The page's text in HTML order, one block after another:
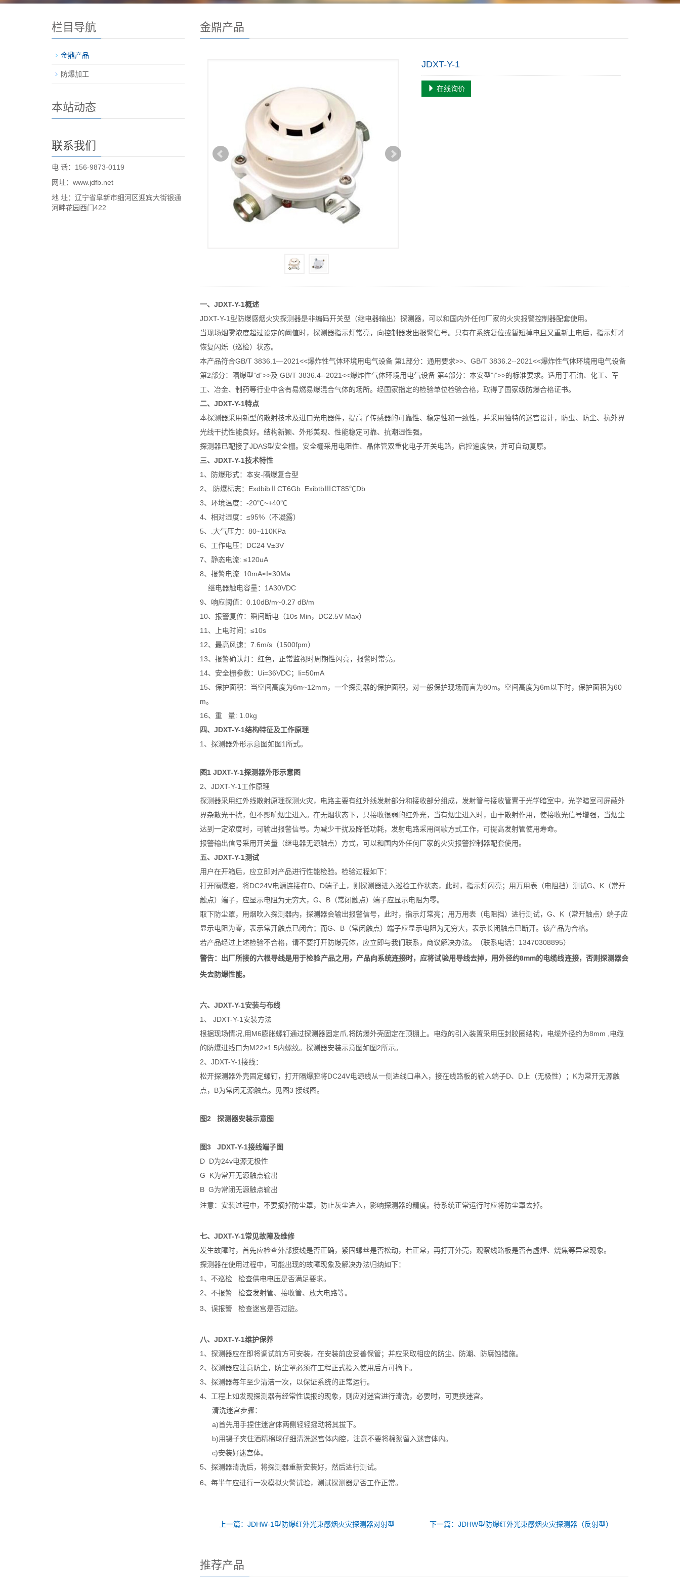
金鼎产品
JDXT-Y-1
在线询价
一、JDXT-Y-1概述
JDXT-Y-1型防爆感烟火灾探测器是非编码开关型（继电器输出）探测器，可以和国内外任何厂家的火灾报警控制器配套使用。
当现场烟雾浓度超过设定的阈值时，探测器指示灯常亮，向控制器发出报警信号。只有在系统复位或暂短掉电且又重新上电后，指示灯才
恢复闪烁（巡检）状态。
本产品符合GB/T 3836.1—2021<<爆炸性气体环境用电气设备 第1部分：通用要求>>、GB/T 3836.2--2021<<爆炸性气体环境用电气设备
第2部分：隔爆型”d”>>及 GB/T 3836.4--2021<<爆炸性气体环境用电气设备 第4部分：本安型”i”>>的标准要求。适用于石油、化工、军
工、冶金、制药等行业中含有易燃易爆混合气体的场所。经国家指定的检验单位检验合格，取得了国家级防爆合格证书。
二、JDXT-Y-1特点
本探测器采用新型的散射技术及进口光电器件，提高了传感器的可靠性、稳定性和一致性，并采用独特的迷宫设计，防虫、防尘、抗外界
光线干扰性能良好。结构新颖、外形美观、性能稳定可靠、抗潮湿性强。
探测器已配接了JDAS型安全栅。安全栅采用电阻性、晶体管双重化电子开关电路，启控速度快，并可自动复原。
三、JDXT-Y-1技术特性
1、防爆形式：本安-隔爆复合型
2、.防爆标志：ExdbibⅡCT6Gb ExibtbⅢCT85℃Db
3、环境温度：-20℃~+40℃
4、相对湿度：≤95%（不凝露）
5、.大气压力：80~110KPa
6、工作电压：DC24 V±3V
7、静态电流: ≤120uA
8、报警电流: 10mA≤I≤30Ma
继电器触电容量：1A30VDC
9、响应阈值：0.10dB/m~0.27 dB/m
10、报警复位：瞬间断电（10s Min，DC2.5V Max）
11、上电时间：≤10s
12、最高风速：7.6m/s（1500fpm）
13、报警确认灯：红色，正常监视时周期性闪亮，报警时常亮。
14、安全栅参数：Ui=36VDC；Ii=50mA
15、保护面积：当空间高度为6m~12mm，一个探测器的保护面积，对一般保护现场而言为80m。空间高度为6m以下时，保护面积为60
m。
16、重 量: 1.0kg
四、JDXT-Y-1结构特征及工作原理
1、探测器外形示意图如图1所式。
图1 JDXT-Y-1探测器外形示意图
2、JDXT-Y-1工作原理
探测器采用红外线散射原理探测火灾，电路主要有红外线发射部分和接收部分组成，发射管与接收管置于光学暗室中，光学暗室可屏蔽外
界杂散光干扰，但不影响烟尘进入。在无烟状态下，只接收很弱的红外光，当有烟尘进入时，由于散射作用，使接收光信号增强，当烟尘
达到一定浓度时，可输出报警信号。为减少干扰及降低功耗，发射电路采用间歇方式工作，可提高发射管使用寿命。
报警输出信号采用开关量（继电器无源触点）方式，可以和国内外任何厂家的火灾报警控制器配套使用。
五、JDXT-Y-1测试
用户在开箱后，应立即对产品进行性能检验。检验过程如下：
打开隔爆腔，将DC24V电源连接在D、D端子上，则探测器进入巡检工作状态，此时，指示灯闪亮；用万用表（电阻挡）测试G、K（常开
触点）端子，应显示电阻为无穷大，G、B（常闭触点）端子应显示电阻为零。
取下防尘罩，用烟吹入探测器内，探测器会输出报警信号，此时，指示灯常亮；用万用表（电阻挡）进行测试，G、K（常开触点）端子应
显示电阻为零，表示常开触点已闭合；而G、B（常闭触点）端子应显示电阻为无穷大，表示长闭触点已断开。该产品为合格。
若产品经过上述检验不合格，请不要打开防爆壳体，应立即与我们联系，商议解决办法。（联系电话：13470308895）
警告：出厂所接的六根导线是用于检验产品之用，产品向系统连接时，应将试验用导线去掉，用外径约8mm的电缆线连接，否则探测器会
失去防爆性能。
六、JDXT-Y-1安装与布线
1、 JDXT-Y-1安装方法
根据现场情况,用M6膨胀螺钉通过探测器固定爪,将防爆外壳固定在顶棚上。电缆的引入装置采用压封胶圈结构，电缆外径约为8mm ,电缆
的防爆进线口为M22×1.5内螺纹。探测器安装示意图如图2所示。
2、JDXT-Y-1接线：
松开探测器外壳固定螺钉，打开隔爆腔将DC24V电源线从一侧进线口串入，接在线路板的输入端子D、D上（无极性）；K为常开无源触
点，B为常闭无源触点。见图3 接线图。
图2 探测器安装示意图
图3 JDXT-Y-1接线端子图
D D为24v电源无极性
G K为常开无源触点输出
B G为常闭无源触点输出
注意：安装过程中，不要摘掉防尘罩，防止灰尘进入，影响探测器的精度。待系统正常运行时应将防尘罩去掉。
七、JDXT-Y-1常见故障及维修
发生故障时，首先应检查外部接线是否正确，紧固螺丝是否松动，若正常，再打开外壳，观察线路板是否有虚焊、烧焦等异常现象。
探测器在使用过程中，可能出现的故障现象及解决办法归纳如下：
1、不巡检 检查供电电压是否满足要求。
2、不报警 检查发射管、接收管、放大电路等。
3、误报警 检查迷宫是否过脏。
八、JDXT-Y-1维护保养
1、探测器应在即将调试前方可安装，在安装前应妥善保管；并应采取相应的防尘、防潮、防腐蚀措施。
2、探测器应注意防尘，防尘罩必须在工程正式投入使用后方可摘下。
3、探测器每年至少清洁一次，以保证系统的正常运行。
4、工程上如发现探测器有经常性误报的现象，则应对迷宫进行清洗，必要时，可更换迷宫。
清洗迷宫步骤：
a)首先用手捏住迷宫体两侧轻轻摇动将其拔下。
b)用镊子夹住酒精棉球仔细清洗迷宫体内腔，注意不要将棉絮留入迷宫体内。
c)安装好迷宫体。
5、探测器清洗后，将探测器重新安装好，然后进行测试。
6、每半年应进行一次模拟火警试验，测试探测器是否工作正常。
上一篇：JDHW-1型防爆红外光束感烟火灾探测器对射型 下一篇：JDHW型防爆红外光束感烟火灾探测器（反射型）
推荐产品
栏目导航
金鼎产品
防爆加工
本站动态
联系我们
电 话：156-9873-0119
网址：www.jdfb.net
地 址：辽宁省阜新市细河区迎宾大街银通
河畔花园西门422